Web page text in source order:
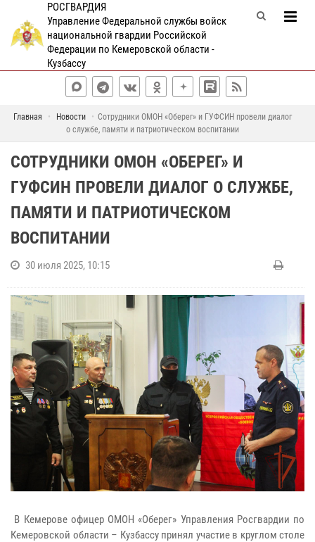
РОСГВАРДИЯ
Управление Федеральной службы войск
национальной гвардии Российской
Федерации по Кемеровской области -
Кузбассу
Главная Новости
Сотрудники ОМОН «Оберег» и ГУФСИН провели диалог
о службе, памяти и патриотическом воспитании
СОТРУДНИКИ ОМОН «ОБЕРЕГ» И
ГУФСИН ПРОВЕЛИ ДИАЛОГ О СЛУЖБЕ,
ПАМЯТИ И ПАТРИОТИЧЕСКОМ
ВОСПИТАНИИ
30 июля 2025, 10:15
В Кемерове офицер ОМОН «Оберег» Управления Росгвардии по
Кемеровской области – Кузбассу принял участие в круглом столе